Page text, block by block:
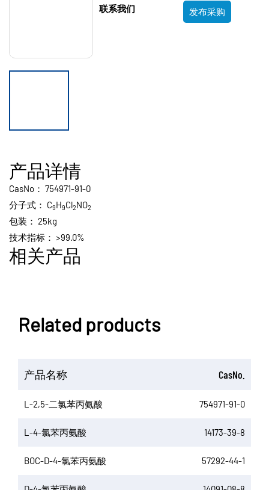
联系我们 发布采购
产品详情
CasNo： 754971-91-0
分子式： C9H9Cl2NO2
包装： 25kg
技术指标： >99.0%
相关产品
Related products
产品名称 CasNo.
L-2,5-二氯苯丙氨酸 754971-91-0
L-4-氯苯丙氨酸 14173-39-8
BOC-D-4-氯苯丙氨酸 57292-44-1